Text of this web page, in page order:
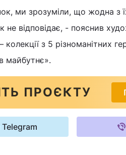
ми зрозуміли, що жодна з
не відповідає, - пояснив
з 5 різноманітних
майбутнє».
ПРОЄКТУ